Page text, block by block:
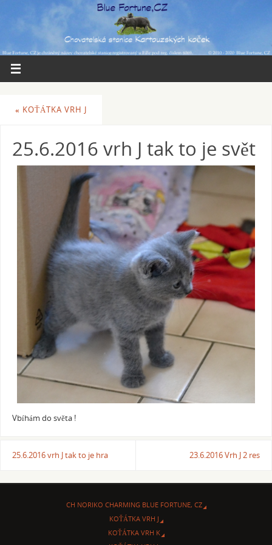
« KOŤÁTKA VRH J
25.6.2016 vrh J tak to je svět
Vbíhám do světa !
25.6.2016 vrh J tak to je hra 23.6.2016 Vrh J 2 res
CH NORIKO CHARMING BLUE FORTUNE, CZ
KOŤÁTKA VRH J
KOŤÁTKA VRH K